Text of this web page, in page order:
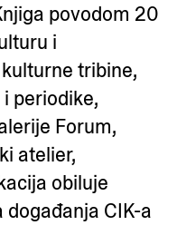
povodom 20
i
tribine,
periodike,
Forum,
atelier,
obiluje
CIK-a